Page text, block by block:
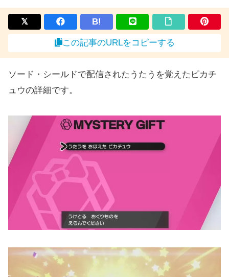
B!
この記事のURLをコピーする
ソード・シールドで配信されたうたうを覚えたピカチ
ュウの詳細です。